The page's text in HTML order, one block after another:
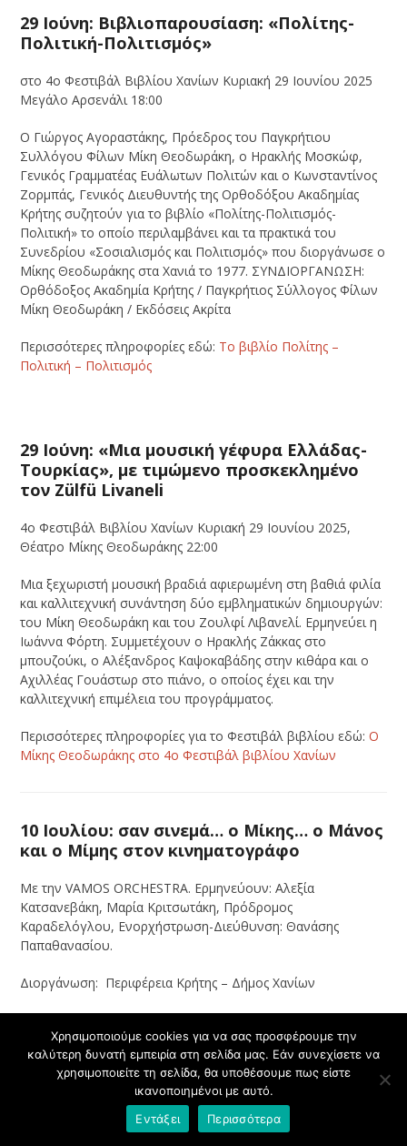
29 Ιούνη: Βιβλιοπαρουσίαση: «Πολίτης-
Πολιτική-Πολιτισμός»
στο 4ο Φεστιβάλ Βιβλίου Χανίων Κυριακή 29 Ιουνίου 2025
Μεγάλο Αρσενάλι 18:00
Ο Γιώργος Αγοραστάκης, Πρόεδρος του Παγκρήτιου
Συλλόγου Φίλων Μίκη Θεοδωράκη, ο Ηρακλής Μοσκώφ,
Γενικός Γραμματέας Ευάλωτων Πολιτών και ο Κωνσταντίνος
Ζορμπάς, Γενικός Διευθυντής της Ορθοδόξου Ακαδημίας
Κρήτης συζητούν για το βιβλίο «Πολίτης-Πολιτισμός-
Πολιτική» το οποίο περιλαμβάνει και τα πρακτικά του
Συνεδρίου «Σοσιαλισμός και Πολιτισμός» που διοργάνωσε ο
Μίκης Θεοδωράκης στα Χανιά το 1977. ΣΥΝΔΙΟΡΓΑΝΩΣΗ:
Ορθόδοξος Ακαδημία Κρήτης / Παγκρήτιος Σύλλογος Φίλων
Μίκη Θεοδωράκη / Εκδόσεις Ακρίτα
Περισσότερες πληροφορίες εδώ: Το βιβλίο Πολίτης –
Πολιτική – Πολιτισμός
29 Ιούνη: «Μια μουσική γέφυρα Ελλάδας-
Τουρκίας», με τιμώμενο προσκεκλημένο
τον Zülfü Livaneli
4ο Φεστιβάλ Βιβλίου Χανίων Κυριακή 29 Ιουνίου 2025,
Θέατρο Μίκης Θεοδωράκης 22:00
Μια ξεχωριστή μουσική βραδιά αφιερωμένη στη βαθιά φιλία
και καλλιτεχνική συνάντηση δύο εμβληματικών δημιουργών:
του Μίκη Θεοδωράκη και του Ζουλφί Λιβανελί. Ερμηνεύει η
Ιωάννα Φόρτη. Συμμετέχουν ο Ηρακλής Ζάκκας στο
μπουζούκι, ο Αλέξανδρος Καψοκαβάδης στην κιθάρα και ο
Αχιλλέας Γουάστωρ στο πιάνο, ο οποίος έχει και την
καλλιτεχνική επιμέλεια του προγράμματος.
Περισσότερες πληροφορίες για το Φεστιβάλ βιβλίου εδώ:Ο
Μίκης Θεοδωράκης στο 4ο Φεστιβάλ βιβλίου Χανίων
10 Ιουλίου: σαν σινεμά… ο Μίκης… ο Μάνος
και ο Μίμης στον κινηματογράφο
Με την VAMOS ORCHESTRA. Ερμηνεύουν: Αλεξία
Κατσανεβάκη, Μαρία Κριτσωτάκη, Πρόδρομος
Καραδελόγλου, Ενορχήστρωση-Διεύθυνση: Θανάσης
Παπαθανασίου.
Διοργάνωση: Περιφέρεια Κρήτης – Δήμος Χανίων
21:00
12 Ιουλίου: Επιστημονική Ημερίδα Ο.Α.Κ.
“Μίκης Θεοδωράκης: Η Μουσική του ως
Χρησιμοποιούμε cookies για να σας προσφέρουμε την
καλύτερη δυνατή εμπειρία στη σελίδα μας. Εάν συνεχίσετε να
χρησιμοποιείτε τη σελίδα, θα υποθέσουμε πως είστε
ικανοποιημένοι με αυτό.
Εντάξει
Περισσότερα